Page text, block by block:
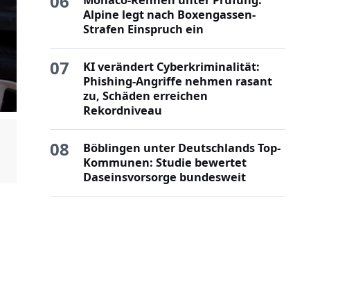
Alpine legt nach Boxengassen-
Strafen Einspruch ein
07
KI verändert Cyberkriminalität:
Phishing-Angriffe nehmen rasant
zu, Schäden erreichen
Rekordniveau
08
Böblingen unter Deutschlands Top-
Kommunen: Studie bewertet
Daseinsvorsorge bundesweit